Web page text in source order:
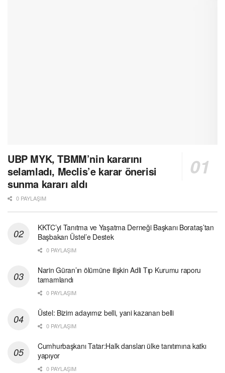
UBP MYK, TBMM’nin kararını
selamladı, Meclis’e karar önerisi
sunma kararı aldı
0 PAYLAŞIM
KKTC’yi Tanıtma ve Yaşatma Derneği Başkanı Borataş’tan
Başbakan Üstel’e Destek
0 PAYLAŞIM
Narin Güran’ın ölümüne ilişkin Adli Tıp Kurumu raporu
tamamlandı
0 PAYLAŞIM
Üstel: Bizim adayımız belli, yani kazanan belli
0 PAYLAŞIM
Cumhurbaşkanı Tatar:Halk dansları ülke tanıtımına katkı
yapıyor
0 PAYLAŞIM